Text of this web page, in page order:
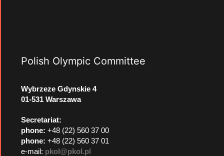
Polish Olympic Committee
Wybrzeze Gdynskie 4
01-531 Warszawa
Secretariat:
phone: +48 (22) 560 37 00
phone: +48 (22) 560 37 01
e-mail: pkol@pkol.pl